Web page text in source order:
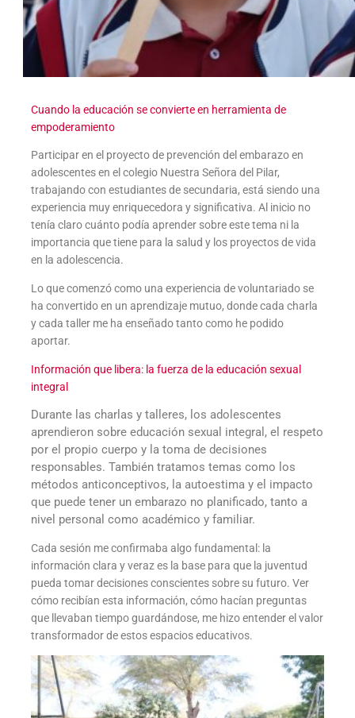
Cuando la educación se convierte en herramienta de
empoderamiento
Participar en el proyecto de prevención del embarazo en
adolescentes en el colegio Nuestra Señora del Pilar,
trabajando con estudiantes de secundaria, está siendo una
experiencia muy enriquecedora y significativa. Al inicio no
tenía claro cuánto podía aprender sobre este tema ni la
importancia que tiene para la salud y los proyectos de vida
en la adolescencia.
Lo que comenzó como una experiencia de voluntariado se
ha convertido en un aprendizaje mutuo, donde cada charla
y cada taller me ha enseñado tanto como he podido
aportar.
Información que libera: la fuerza de la educación sexual
integral
Durante las charlas y talleres, los adolescentes
aprendieron sobre educación sexual integral, el respeto
por el propio cuerpo y la toma de decisiones
responsables. También tratamos temas como los
métodos anticonceptivos, la autoestima y el impacto
que puede tener un embarazo no planificado, tanto a
nivel personal como académico y familiar.
Cada sesión me confirmaba algo fundamental: la
información clara y veraz es la base para que la juventud
pueda tomar decisiones conscientes sobre su futuro. Ver
cómo recibían esta información, cómo hacían preguntas
que llevaban tiempo guardándose, me hizo entender el valor
transformador de estos espacios educativos.